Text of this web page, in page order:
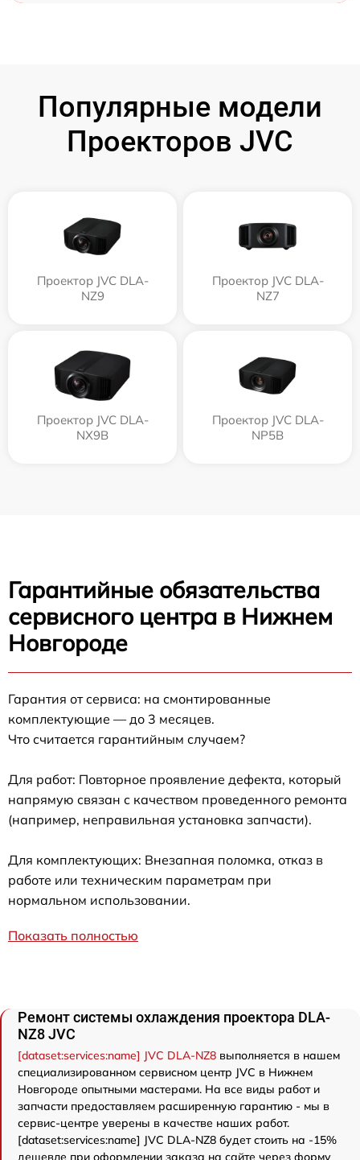
Популярные модели
Проекторов JVC
Проектор JVC DLA-
NZ9
Проектор JVC DLA-
NZ7
Проектор JVC DLA-
NX9B
Проектор JVC DLA-
NP5B
Гарантийные обязательства
сервисного центра в Нижнем
Новгороде
Гарантия от сервиса: на смонтированные
комплектующие — до 3 месяцев.
Что считается гарантийным случаем?
Для работ: Повторное проявление дефекта, который
напрямую связан с качеством проведенного ремонта
(например, неправильная установка запчасти).
Для комплектующих: Внезапная поломка, отказ в
работе или техническим параметрам при
нормальном использовании.
Показать полностью
Ремонт системы охлаждения проектора DLA-
NZ8 JVC
[dataset:services:name] JVC DLA-NZ8 выполняется в нашем
специализированном сервисном центр JVC в Нижнем
Новгороде опытными мастерами. На все виды работ и
запчасти предоставляем расширенную гарантию - мы в
сервис-центре уверены в качестве наших работ.
[dataset:services:name] JVC DLA-NZ8 будет стоить на -15%
дешевле при оформлении заказа на сайте через форму